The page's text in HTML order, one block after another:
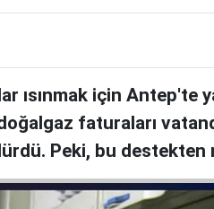
ısınmak için Antep'te
faturaları
Peki, bu destekten